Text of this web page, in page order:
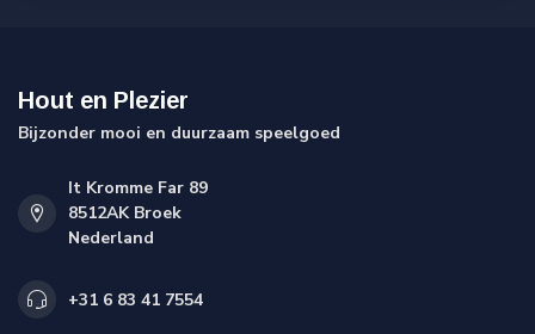
Hout en Plezier
Bijzonder mooi en duurzaam speelgoed
It Kromme Far 89
8512AK Broek
Nederland
+31 6 83 41 7554